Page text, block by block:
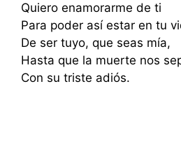
Quiero enamorarme de ti
Para poder así estar en tu
De ser tuyo, que seas mía,
Hasta que la muerte nos
Con su triste adiós.